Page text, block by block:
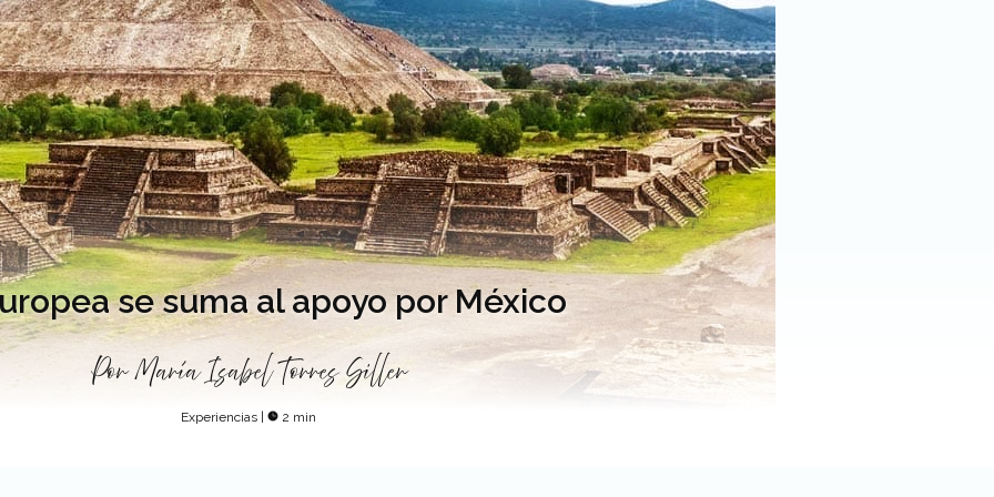
se suma al apoyo por México
Por María Isabel Torres Siller
Experiencias 2 min